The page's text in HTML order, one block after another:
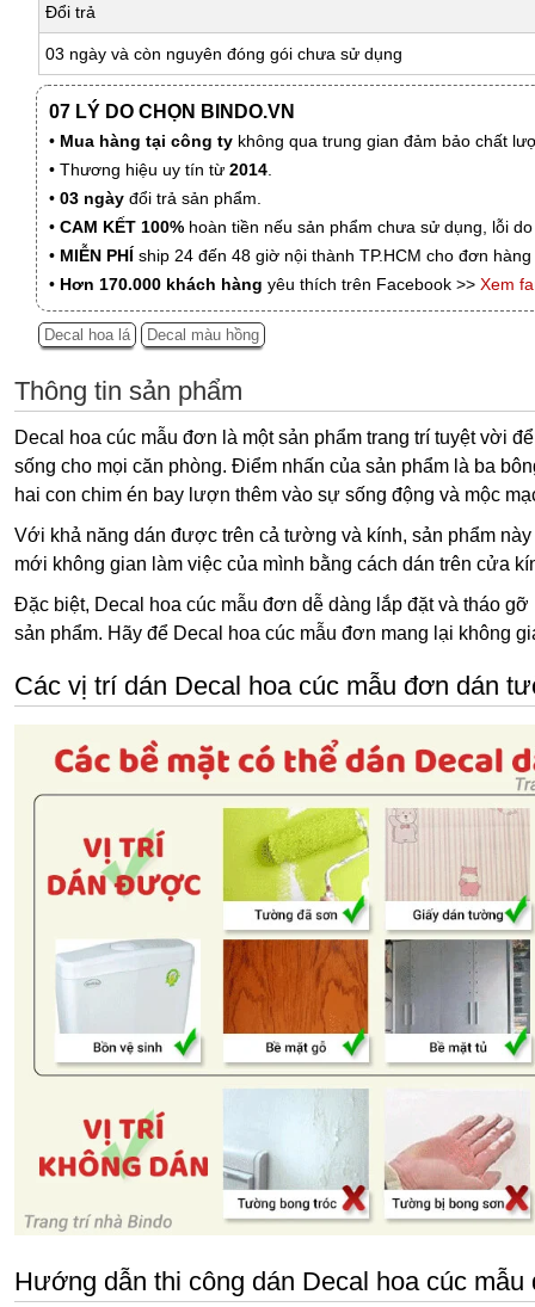
Đổi trả
03 ngày và còn nguyên đóng gói chưa sử dụng
07 LÝ DO CHỌN BINDO.VN
• Mua hàng tại công ty không qua trung gian đảm bảo chất
• Thương hiệu uy tín từ 2014.
• 03 ngày đổi trả sản phẩm.
• CAM KẾT 100% hoàn tiền nếu sản phẩm chưa sử dụng, lỗi
• MIỄN PHÍ ship 24 đến 48 giờ nội thành TP.HCM cho đơn
• Hơn 170.000 khách hàng yêu thích trên Facebook >> Xem
Decal hoa lá Decal màu hồng
Thông tin sản phẩm
Decal hoa cúc mẫu đơn là một sản phẩm trang trí tuyệt vời
sống cho mọi căn phòng. Điểm nhấn của sản phẩm là ba
hai con chim én bay lượn thêm vào sự sống động và mộc
Với khả năng dán được trên cả tường và kính, sản phẩm
mới không gian làm việc của mình bằng cách dán trên cửa
Đặc biệt, Decal hoa cúc mẫu đơn dễ dàng lắp đặt và tháo
sản phẩm. Hãy để Decal hoa cúc mẫu đơn mang lại không
Các vị trí dán Decal hoa cúc mẫu đơn dán
Hướng dẫn thi công dán Decal hoa cúc